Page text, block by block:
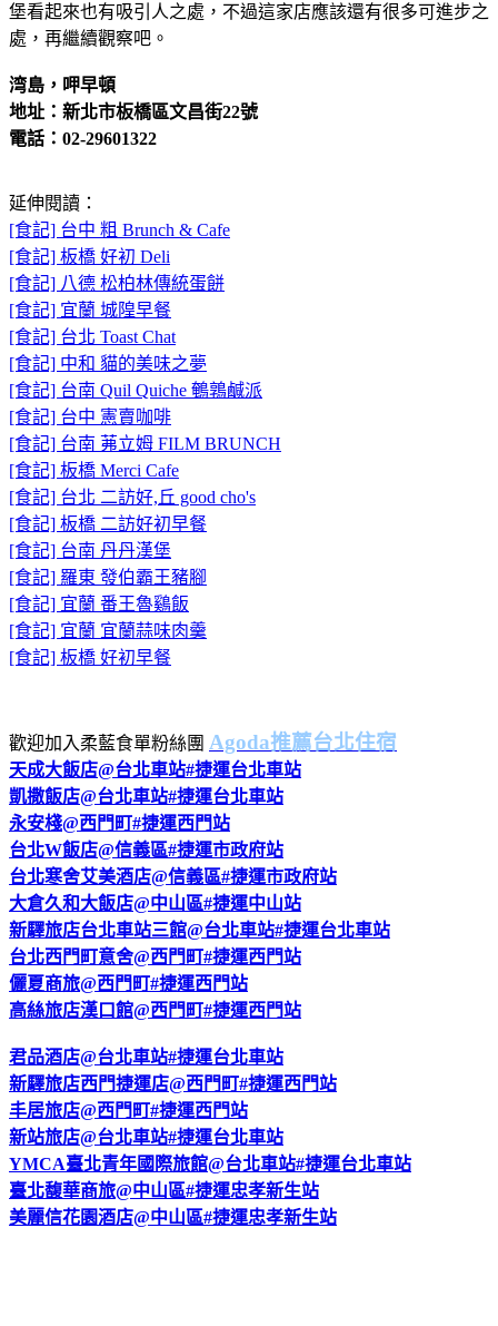
堡看起來也有吸引人之處，不過這家店應該還有很多可進步之
處，再繼續觀察吧。
湾島，呷早頓
地址：新北市板橋區文昌街22號
電話：02-29601322
延伸閱讀：
[食記] 台中 粗 Brunch & Cafe
[食記] 板橋 好初 Deli
[食記] 八德 松柏林傳統蛋餅
[食記] 宜蘭 城隍早餐
[食記] 台北 Toast Chat
[食記] 中和 貓的美味之夢
[食記] 台南 Quil Quiche 鵪鶉鹹派
[食記] 台中 憲賣咖啡
[食記] 台南 茀立姆 FILM BRUNCH
[食記] 板橋 Merci Cafe
[食記] 台北 二訪好,丘 good cho's
[食記] 板橋 二訪好初早餐
[食記] 台南 丹丹漢堡
[食記] 羅東 發伯霸王豬腳
[食記] 宜蘭 番王魯鷄飯
[食記] 宜蘭 宜蘭蒜味肉羹
[食記] 板橋 好初早餐
歡迎加入柔藍食單粉絲團 Agoda推薦台北住宿
天成大飯店@台北車站#捷運台北車站
凱撒飯店@台北車站#捷運台北車站
永安棧@西門町#捷運西門站
台北W飯店@信義區#捷運市政府站
台北寒舍艾美酒店@信義區#捷運市政府站
大倉久和大飯店@中山區#捷運中山站
新驛旅店台北車站三館@台北車站#捷運台北車站
台北西門町意舍@西門町#捷運西門站
儷夏商旅@西門町#捷運西門站
高絲旅店漢口館@西門町#捷運西門站
君品酒店@台北車站#捷運台北車站
新驛旅店西門捷運店@西門町#捷運西門站
丰居旅店@西門町#捷運西門站
新站旅店@台北車站#捷運台北車站
YMCA臺北青年國際旅館@台北車站#捷運台北車站
臺北馥華商旅@中山區#捷運忠孝新生站
美麗信花園酒店@中山區#捷運忠孝新生站